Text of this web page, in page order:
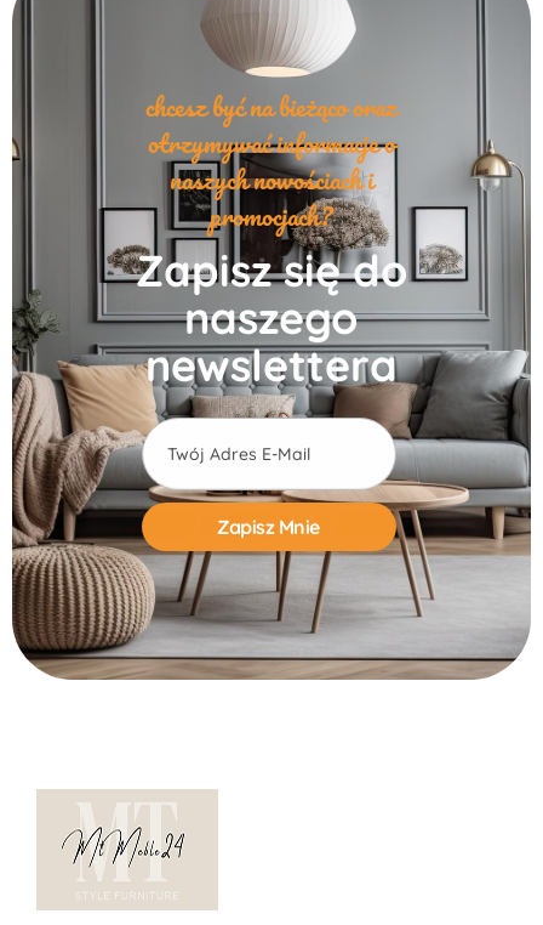
chcesz być na bieżąco oraz
otrzymywać informacje o
naszych nowościach i
promocjach?
Zapisz się do
naszego
newslettera
Alternative: